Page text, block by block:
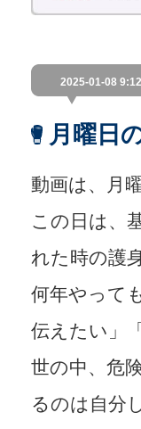
2025-01-08
月曜日
動画は、月
この日は、
れた時の護
何年やって
伝えたい」
世の中、危
るのは自分